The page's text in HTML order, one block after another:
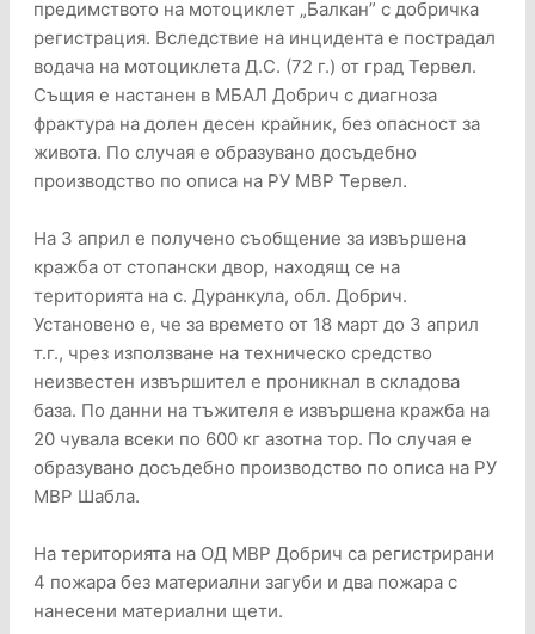
предимството на мотоциклет „Балкан” с добричка
регистрация. Вследствие на инцидента е пострадал
водача на мотоциклета Д.С. (72 г.) от град Тервел.
Същия е настанен в МБАЛ Добрич с диагноза
фрактура на долен десен крайник, без опасност за
живота. По случая е образувано досъдебно
производство по описа на РУ МВР Тервел.
На 3 април е получено съобщение за извършена
кражба от стопански двор, находящ се на
територията на с. Дуранкула, обл. Добрич.
Установено е, че за времето от 18 март до 3 април
т.г., чрез използване на техническо средство
неизвестен извършител е проникнал в складова
база. По данни на тъжителя е извършена кражба на
20 чувала всеки по 600 кг азотна тор. По случая е
образувано досъдебно производство по описа на РУ
МВР Шабла.
На територията на ОД МВР Добрич са регистрирани
4 пожара без материални загуби и два пожара с
нанесени материални щети.